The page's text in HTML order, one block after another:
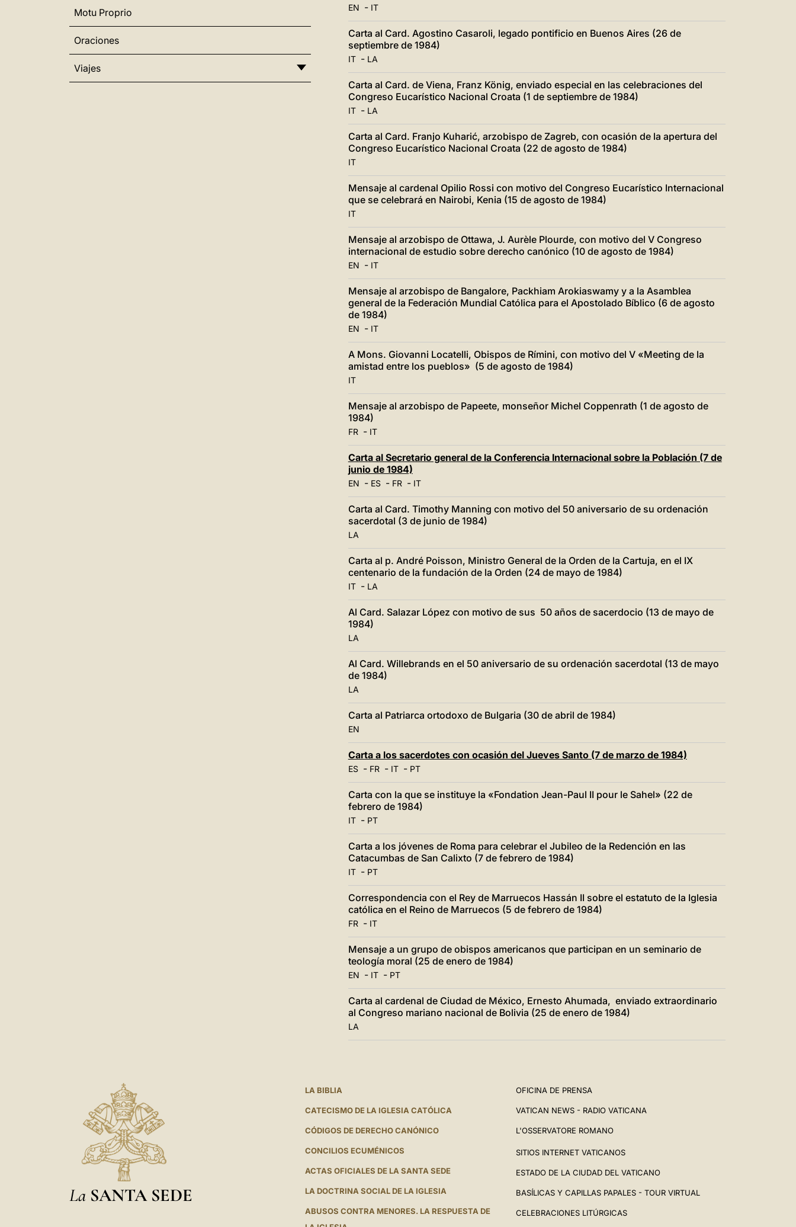
Motu Proprio
Oraciones
Viajes
EN - IT
Carta al Card. Agostino Casaroli, legado pontificio en Buenos Aires (26 de
septiembre de 1984)
IT- LA
Carta al Card. de Viena, Franz König, enviado especial en las celebraciones del
Congreso Eucarístico Nacional Croata (1 de septiembre de 1984)
IT- LA
Carta al Card. Franjo Kuharić, arzobispo de Zagreb, con ocasión de la apertura del
Congreso Eucarístico Nacional Croata (22 de agosto de 1984)
IT
Mensaje al cardenal Opilio Rossi con motivo del Congreso Eucarístico Internacional
que se celebrará en Nairobi, Kenia (15 de agosto de 1984)
IT
Mensaje al arzobispo de Ottawa, J. Aurèle Plourde, con motivo del V Congreso
internacional de estudio sobre derecho canónico (10 de agosto de 1984)
EN - IT
Mensaje al arzobispo de Bangalore, Packhiam Arokiaswamy y a la Asamblea
general de la Federación Mundial Católica para el Apostolado Bíblico (6 de agosto
de 1984)
EN - IT
A Mons. Giovanni Locatelli, Obispos de Rímini, con motivo del V «Meeting de la
amistad entre los pueblos» (5 de agosto de 1984)
IT
Mensaje al arzobispo de Papeete, monseñor Michel Coppenrath (1 de agosto de
1984)
FR- IT
Carta al Secretario general de la Conferencia Internacional sobre la Población (7 de
junio de 1984)
EN - ES- FR- IT
Carta al Card. Timothy Manning con motivo del 50 aniversario de su ordenación
sacerdotal (3 de junio de 1984)
LA
Carta al p. André Poisson, Ministro General de la Orden de la Cartuja, en el IX
centenario de la fundación de la Orden (24 de mayo de 1984)
IT- LA
Al Card. Salazar López con motivo de sus 50 años de sacerdocio (13 de mayo de
1984)
LA
Al Card. Willebrands en el 50 aniversario de su ordenación sacerdotal (13 de mayo
de 1984)
LA
Carta al Patriarca ortodoxo de Bulgaria (30 de abril de 1984)
EN
Carta a los sacerdotes con ocasión del Jueves Santo (7 de marzo de 1984)
ES- FR- IT- PT
Carta con la que se instituye la «Fondation Jean-Paul II pour le Sahel» (22 de
febrero de 1984)
IT- PT
Carta a los jóvenes de Roma para celebrar el Jubileo de la Redención en las
Catacumbas de San Calixto (7 de febrero de 1984)
IT- PT
Correspondencia con el Rey de Marruecos Hassán II sobre el estatuto de la Iglesia
católica en el Reino de Marruecos (5 de febrero de 1984)
FR- IT
Mensaje a un grupo de obispos americanos que participan en un seminario de
teología moral (25 de enero de 1984)
EN - IT- PT
Carta al cardenal de Ciudad de México, Ernesto Ahumada, enviado extraordinario
al Congreso mariano nacional de Bolivia (25 de enero de 1984)
LA
La SANTA SEDE
LA BIBLIA
CATECISMO DE LA IGLESIA CATÓLICA
CÓDIGOS DE DERECHO CANÓNICO
CONCILIOS ECUMÉNICOS
ACTAS OFICIALES DE LA SANTA SEDE
LA DOCTRINA SOCIAL DE LA IGLESIA
ABUSOS CONTRA MENORES. LA RESPUESTA DE
OFICINA DE PRENSA
VATICAN NEWS - RADIO VATICANA
L'OSSERVATORE ROMANO
SITIOS INTERNET VATICANOS
ESTADO DE LA CIUDAD DEL VATICANO
BASÍLICAS Y CAPILLAS PAPALES - TOUR VIRTUAL
CELEBRACIONES LITÚRGICAS